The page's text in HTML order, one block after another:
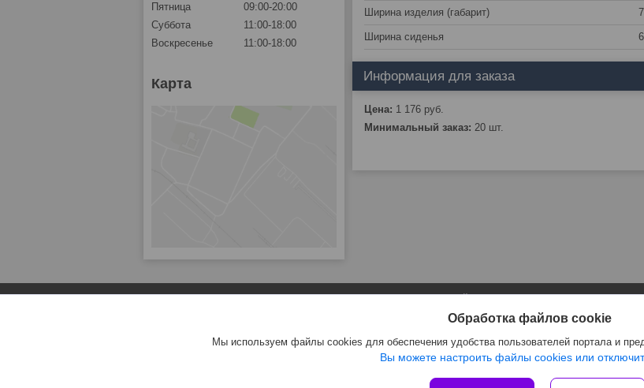
Ширина изделия (габарит)
Ширина сиденья
Информация для заказа
Цена: 1 176 руб.
Минимальный заказ: 20 шт.
Пятница
09:00-20:00
Суббота
11:00-18:00
Воскресенье
11:00-18:00
Карта
Сайт создан на платформе Deal.by
Политика обработки файлов cookies
Обработка файлов cookie
Мы используем файлы cookies для обеспечения удобства пользователей портала и
Вы можете настроить файлы cookies или
ЧТПУП "АртиКо Трейд" |
Select Language ▼